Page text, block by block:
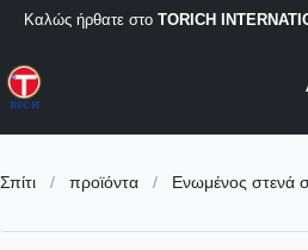
Καλώς ήρθατε στο TORICH
Σπίτι / προϊόντα / Ενωμένος στενά